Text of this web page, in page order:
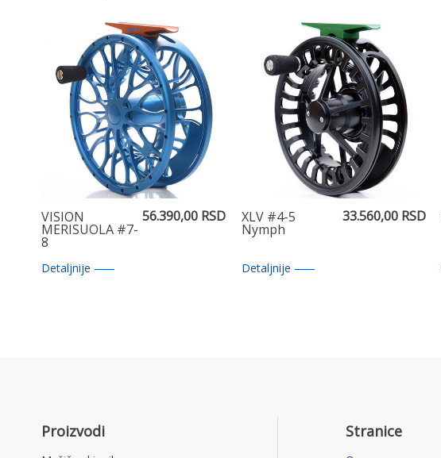
VISION
MERISUOLA #7-
8
56.390,00 RSD
Detaljnije
XLV #4-5
Nymph
33.560,00 RSD
Detaljnije
Proizvodi Stranice